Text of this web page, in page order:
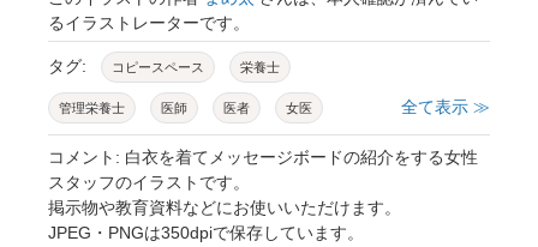
るイラストレーターです。
タグ: コピースペース 栄養士
管理栄養士 医師 医者 女医
薬剤師 医療従事者 養護教諭 研究者
研究職 先生 白衣
スタッフ 労働者 女性 人物
全て表示 ≫
コメント: 白衣を着てメッセージボードの紹介をする女性
スタッフのイラストです。
掲示物や教育資料などにお使いいただけます。
JPEG・PNGは350dpiで保存しています。